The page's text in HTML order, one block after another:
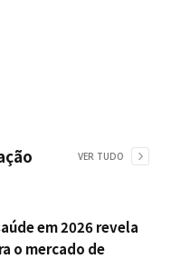
VER TUDO
em 2026 revela
o mercado de